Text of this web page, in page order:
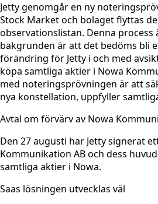
Jetty genomgår en ny
Stock Market och bolaget flyttas
observationslistan. Denna process
bakgrunden är att det bedöms bli
förändring för Jetty i och med
köpa samtliga aktier i Nowa
med noteringsprövningen är att
nya konstellation, uppfyller
Avtal om förvärv av Nowa
Den 27 augusti har Jetty signerat
Kommunikation AB och dess
samtliga aktier i Nowa.
Saas lösningen utvecklas väl